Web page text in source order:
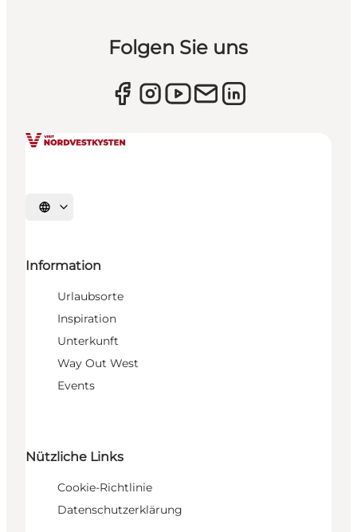
Folgen Sie uns
Sprache auswählen
Information
Urlaubsorte
Inspiration
Unterkunft
Way Out West
Events
Nützliche Links
Cookie-Richtlinie
Datenschutzerklärung